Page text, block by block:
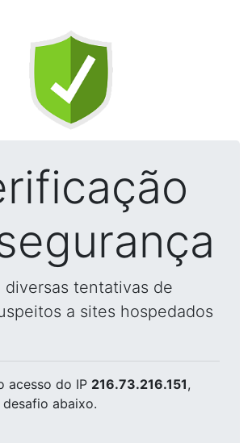
diversas tentativas de
a sites hospedados
acesso do IP 216.73.216.151,
abaixo.